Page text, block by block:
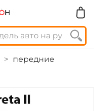
передние